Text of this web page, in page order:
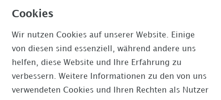
PAYPAL / PAYPAL PLUS
Cookies
Wir nutzen Cookies auf unserer Website. Einige
von diesen sind essenziell, während andere uns
helfen, diese Website und Ihre Erfahrung zu
verbessern. Weitere Informationen zu den von uns
verwendeten Cookies und Ihren Rechten als Nutzer